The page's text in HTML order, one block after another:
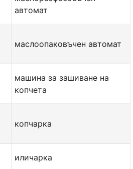
автомат
маслоопаковъчен автомат
машина за зашиване на
копчета
копчарка
иличарка